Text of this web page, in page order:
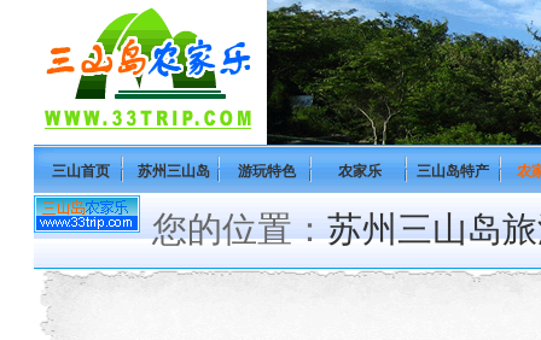
三山首页 苏州三山岛 游玩特色 农家乐 三山岛特产 农
您的位置：苏州三山岛